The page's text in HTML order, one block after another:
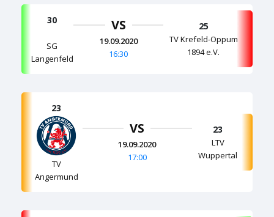
30
SG
Langenfeld
VS
19.09.2020
16:30
25
TV Krefeld-Oppum
1894 e.V.
23
TV
Angermund
VS
19.09.2020
17:00
23
LTV
Wuppertal